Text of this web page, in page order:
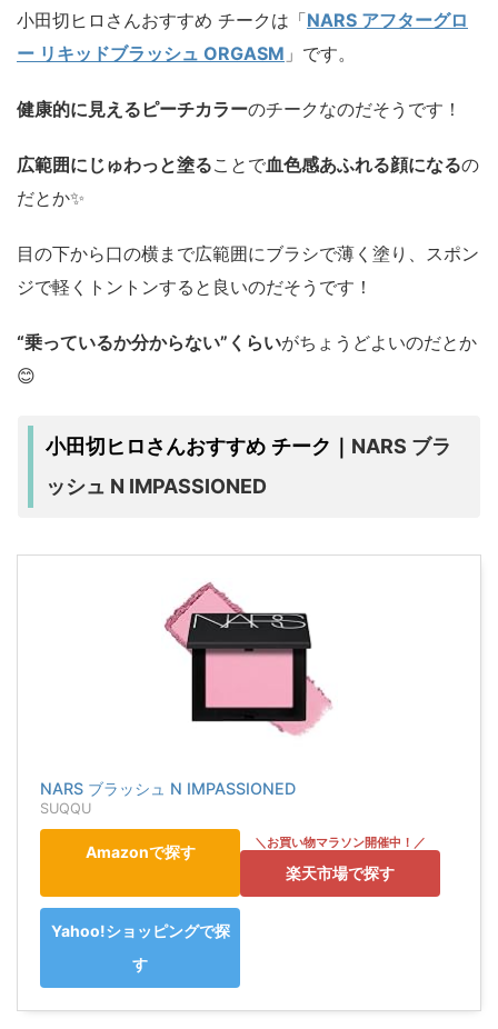
小田切ヒロさんおすすめ チークは「NARS アフターグロ
ー リキッドブラッシュ ORGASM 」です。
健康的に見えるピーチカラーのチークなのだそうです！
広範囲にじゅわっと塗ることで血色感あふれる顔になるの
だとか✨️
目の下から口の横まで広範囲にブラシで薄く塗り、スポン
ジで軽くトントンすると良いのだそうです！
“乗っているか分からない”くらいがちょうどよいのだとか
😊
小田切ヒロさんおすすめ チーク｜ NARS ブラ
ッシュ N IMPASSIONED
NARS ブラッシュ N IMPASSIONED
SUQQU
Amazonで探す
楽天市場で探す
Yahoo!ショッピングで探
す